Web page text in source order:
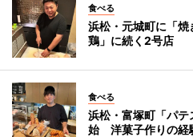
食べる
浜松・元城町に「
鶏」に続く2号店
食べる
浜松・富塚町「パ
始 洋菓子作りの経